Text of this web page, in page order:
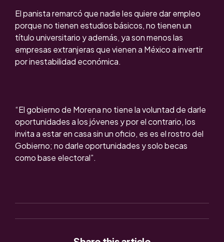
El panista remarcó que nadie les quiere dar empleo
porque no tienen estudios básicos, no tienen un
título universitario y además, ya son menos las
empresas extranjeras que vienen a México a invertir
por inestabilidad económica.
“El gobierno de Morena no tiene la voluntad de darle
oportunidades a los jóvenes y por el contrario, los
invita a estar en casa sin un oficio, es es el rostro del
Gobierno; no darle oportunidades y solo becas
como base electoral”.